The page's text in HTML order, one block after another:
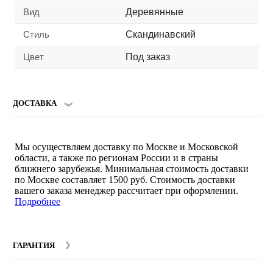
Вид Деревянные
Стиль Скандинавский
Цвет Под заказ
ДОСТАВКА
Мы осуществляем доставку по Москве и Московской
области, а также по регионам России и в страны
ближнего зарубежья. Минимальная стоимость доставки
по Москве составляет 1500 руб. Стоимость доставки
вашего заказа менеджер рассчитает при оформлении.
Подробнее
ГАРАНТИЯ